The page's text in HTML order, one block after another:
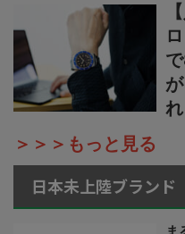
＞＞＞もっと見る
日本未上陸ブランド